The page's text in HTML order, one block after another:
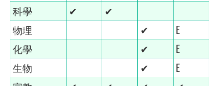
科學
✔
✔
物理
✔
E
化學
✔
E
生物
✔
E